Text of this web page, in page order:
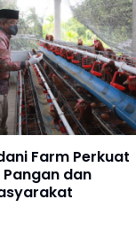
Farm Perkuat
dan